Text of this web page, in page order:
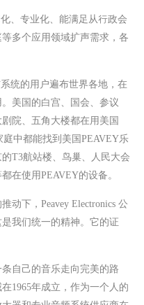
、专业化、能满足从行政会
多个应用领域扩声需求，各
统的用户遍布世界各地，在
美国的白宫、国会、参议
院、五角大楼都在用美国
中都能找到美国PEAVEY乐
T3航站楼、鸟巢、人民大会
在使用PEAVEY的设备。
动下，Peavey Electronics 公
我们统一的精神。它的证
自己的音乐走向完美的路
1965年成立，作为一个人的